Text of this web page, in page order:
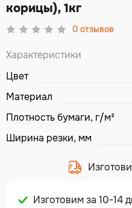
корицы), 1кг
0 отзывов
Характеристики
Цвет
Материал
Плотность бумаги, г/м²
Ширина резки, мм
Изготовим за 10-14